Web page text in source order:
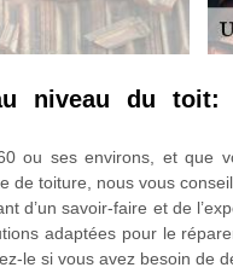
niveau du toit:
ou ses environs, et que
de toiture, nous vous
d’un savoir-faire et de
adaptées pour le
le si vous avez besoin de